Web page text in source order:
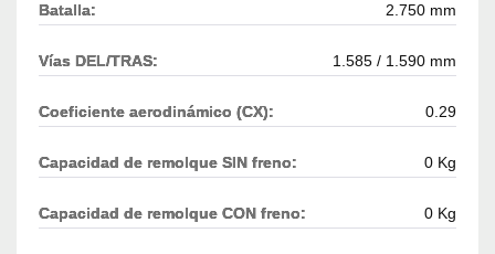
Batalla: 2.750 mm
Vías DEL/TRAS: 1.585 / 1.590 mm
Coeficiente aerodinámico (CX): 0.29
Capacidad de remolque SIN freno: 0 Kg
Capacidad de remolque CON freno: 0 Kg